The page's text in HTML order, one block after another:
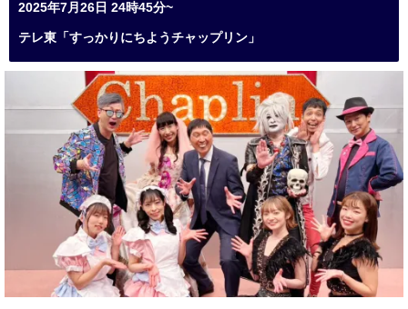
2025年7月26日 24時45分~
テレ東「すっかりにちようチャップリン」